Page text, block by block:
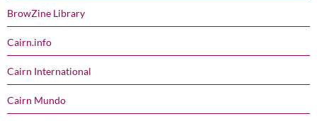
BrowZine Library
Cairn.info
Cairn International
Cairn Mundo